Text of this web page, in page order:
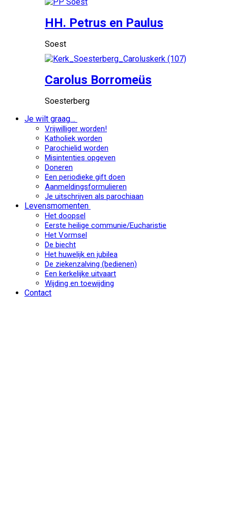
HH. Petrus en Paulus
Soest
Carolus Borromeüs
Soesterberg
Je wilt graag…
Vrijwilliger worden!
Katholiek worden
Parochielid worden
Misintenties opgeven
Doneren
Een periodieke gift doen
Aanmeldingsformulieren
Je uitschrijven als parochiaan
Levensmomenten
Het doopsel
Eerste heilige communie/Eucharistie
Het Vormsel
De biecht
Het huwelijk en jubilea
De ziekenzalving (bedienen)
Een kerkelijke uitvaart
Wijding en toewijding
Contact